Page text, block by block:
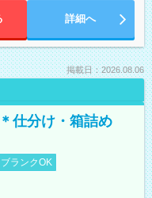
詳細へ
掲載日：2026.08.06
仕分け・箱詰め
ブランクOK